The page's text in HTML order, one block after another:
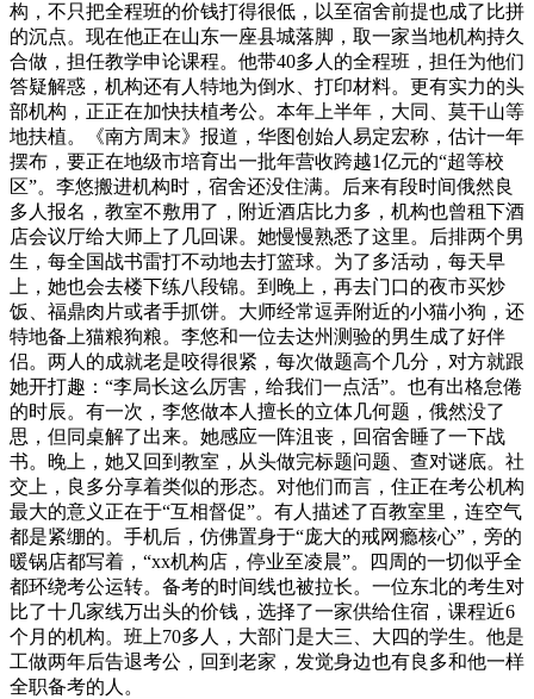
构，不只把全程班的价钱打得很低，以至宿舍前提也成了比拼
的沉点。现在他正在山东一座县城落脚，取一家当地机构持久
合做，担任教学申论课程。他带40多人的全程班，担任为他们
答疑解惑，机构还有人特地为倒水、打印材料。更有实力的头
部机构，正正在加快扶植考公。本年上半年，大同、莫干山等
地扶植。《南方周末》报道，华图创始人易定宏称，估计一年
摆布，要正在地级市培育出一批年营收跨越1亿元的“超等校
区”。李悠搬进机构时，宿舍还没住满。后来有段时间俄然良
多人报名，教室不敷用了，附近酒店比力多，机构也曾租下酒
店会议厅给大师上了几回课。她慢慢熟悉了这里。后排两个男
生，每全国战书雷打不动地去打篮球。为了多活动，每天早
上，她也会去楼下练八段锦。到晚上，再去门口的夜市买炒
饭、福鼎肉片或者手抓饼。大师经常逗弄附近的小猫小狗，还
特地备上猫粮狗粮。李悠和一位去达州测验的男生成了好伴
侣。两人的成就老是咬得很紧，每次做题高个几分，对方就跟
她开打趣：“李局长这么厉害，给我们一点活”。也有出格怠倦
的时辰。有一次，李悠做本人擅长的立体几何题，俄然没了
思，但同桌解了出来。她感应一阵沮丧，回宿舍睡了一下战
书。晚上，她又回到教室，从头做完标题问题、查对谜底。社
交上，良多分享着类似的形态。对他们而言，住正在考公机构
最大的意义正在于“互相督促”。有人描述了百教室里，连空气
都是紧绷的。手机后，仿佛置身于“庞大的戒网瘾核心”，旁的
暖锅店都写着，“xx机构店，停业至凌晨”。四周的一切似乎全
都环绕考公运转。备考的时间线也被拉长。一位东北的考生对
比了十几家线万出头的价钱，选择了一家供给住宿，课程近6
个月的机构。班上70多人，大部门是大三、大四的学生。他是
工做两年后告退考公，回到老家，发觉身边也有良多和他一样
全职备考的人。